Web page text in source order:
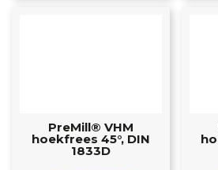
PreMill® VHM
hoekfrees 45°, DIN
1833D